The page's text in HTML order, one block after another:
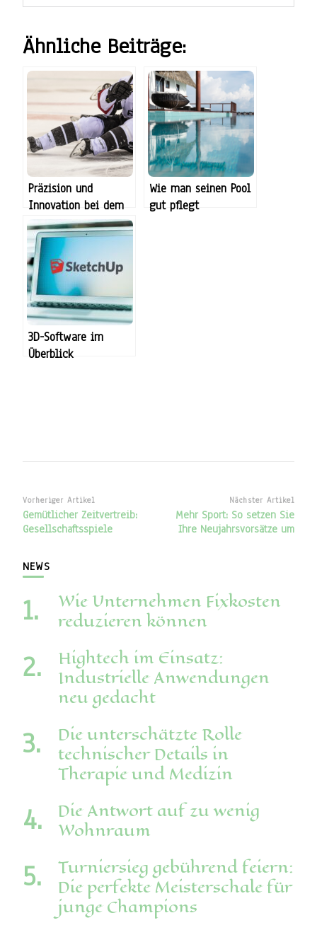
Ähnliche Beiträge:
Präzision und
Innovation bei dem
Thema Schlittschuhe
Wie man seinen Pool
gut pflegt
3D-Software im
Überblick
Beitragsnavigation
Vorheriger Artikel
Gemütlicher Zeitvertreib:
Gesellschaftsspiele
Nächster Artikel
Mehr Sport: So setzen Sie
Ihre Neujahrsvorsätze um
NEWS
Wie Unternehmen Fixkosten
reduzieren können
Hightech im Einsatz:
Industrielle Anwendungen
neu gedacht
Die unterschätzte Rolle
technischer Details in
Therapie und Medizin
Die Antwort auf zu wenig
Wohnraum
Turniersieg gebührend feiern:
Die perfekte Meisterschale für
junge Champions